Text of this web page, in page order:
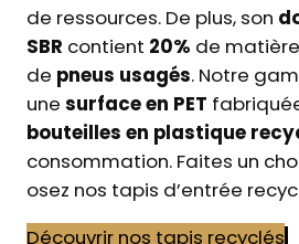
de ressources. De plus, son
SBR contient 20% de
de pneus usagés. Notre
une surface en PET
bouteilles en plastique
consommation. Faites un
osez nos tapis d’entrée
Découvrir nos tapis recyclés